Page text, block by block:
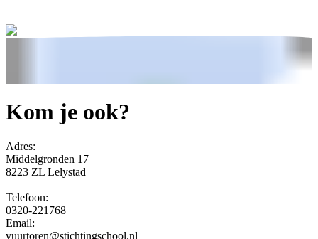
Kom je ook?
Adres:
Middelgronden 17
8223 ZL Lelystad
Telefoon:
0320-221768
Email:
vuurtoren@stichtingschool.nl